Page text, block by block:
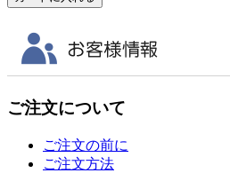
ご注文について
ご注文の前に
ご注文方法